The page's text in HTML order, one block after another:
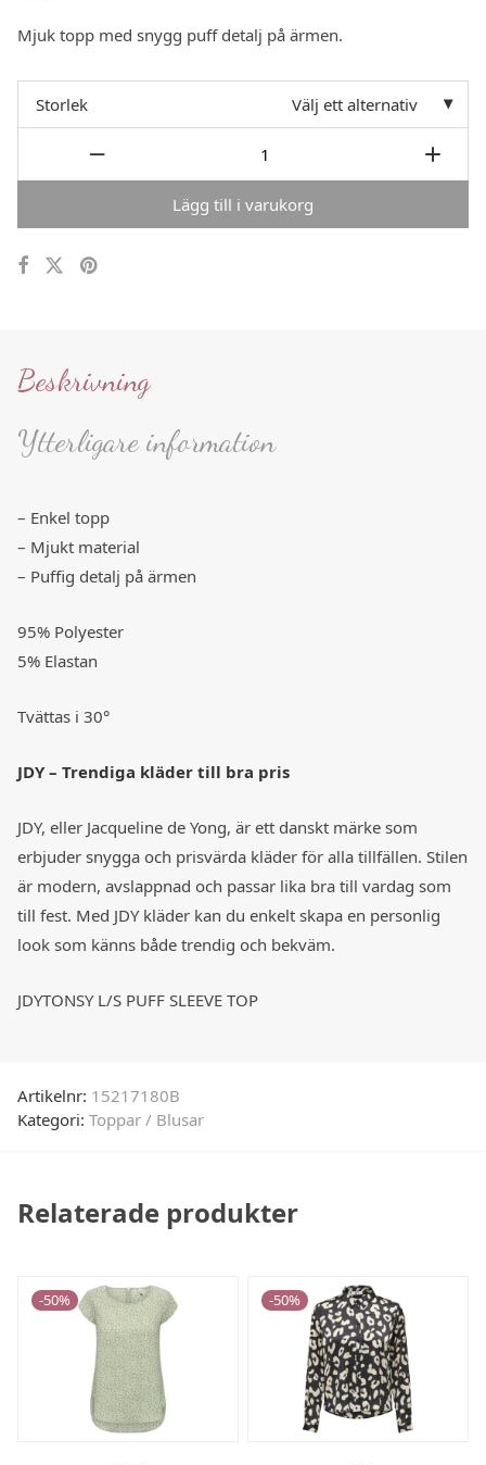
Mjuk topp med snygg puff detalj på ärmen.
Storlek Välj ett alternativ
Lägg till i varukorg
Beskrivning
Ytterligare information
– Enkel topp
– Mjukt material
– Puffig detalj på ärmen
95% Polyester
5% Elastan
Tvättas i 30°
JDY – Trendiga kläder till bra pris
JDY, eller Jacqueline de Yong, är ett danskt märke som
erbjuder snygga och prisvärda kläder för alla tillfällen. Stilen
är modern, avslappnad och passar lika bra till vardag som
till fest. Med JDY kläder kan du enkelt skapa en personlig
look som känns både trendig och bekväm.
JDYTONSY L/S PUFF SLEEVE TOP
Artikelnr: 15217180B
Kategori: Toppar / Blusar
Relaterade produkter
-50% -50%